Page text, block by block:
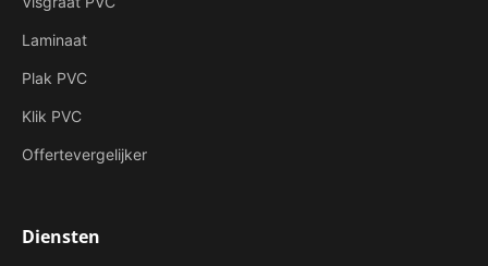
Laminaat
Plak PVC
Klik PVC
Offertevergelijker
Diensten